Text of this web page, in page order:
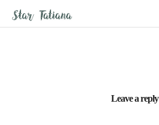
Leave a reply